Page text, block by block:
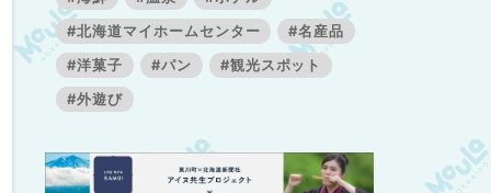
#北海道マイホームセンター
#名産品
#洋菓子
#パン
#観光スポット
#外遊び